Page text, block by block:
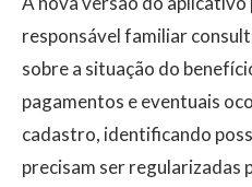
responsável familiar
sobre a situação do
pagamentos e eventuais
cadastro, identificando
precisam ser regularizadas